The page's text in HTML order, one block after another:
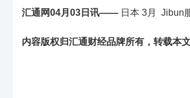
汇通网04月03日讯—— 日本 3月 Jibun
内容版权归汇通财经品牌所有，转载本